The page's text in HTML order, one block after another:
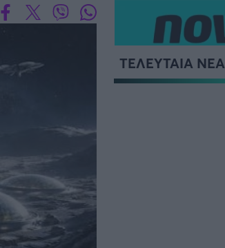
ΤΕΛΕΥΤΑΙΑ ΝΕΑ